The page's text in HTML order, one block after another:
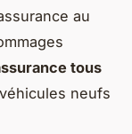
au
tous
neufs